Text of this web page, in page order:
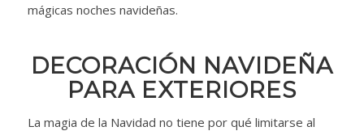
mágicas noches navideñas.
DECORACIÓN NAVIDEÑA
PARA EXTERIORES
La magia de la Navidad no tiene por qué limitarse al